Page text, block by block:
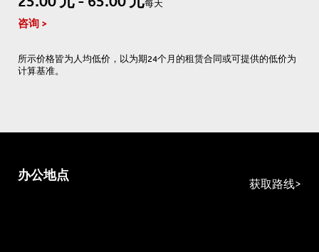
每天
咨询
所示价格皆为人均低价，以为期24个月的租赁合同或可提供的低价为
计算基准。
办公地点
获取路线